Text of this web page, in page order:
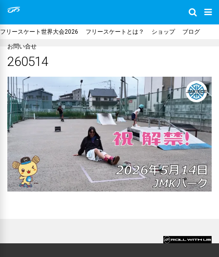
フリースケート世界大会2026 フリースケートとは？ ショップ ブログ
お問い合せ
260514